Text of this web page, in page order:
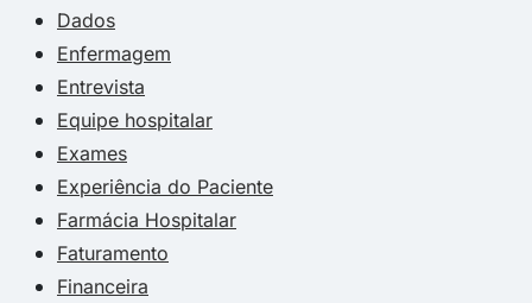
Dados
Enfermagem
Entrevista
Equipe hospitalar
Exames
Experiência do Paciente
Farmácia Hospitalar
Faturamento
Financeira